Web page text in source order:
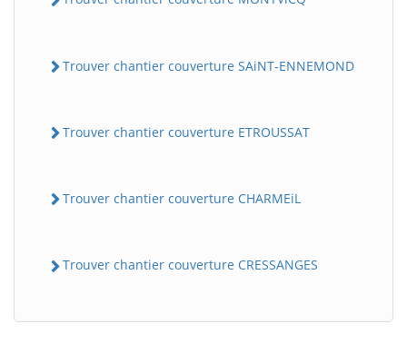
Trouver chantier couverture SAiNT-ENNEMOND
Trouver chantier couverture ETROUSSAT
Trouver chantier couverture CHARMEiL
Trouver chantier couverture CRESSANGES